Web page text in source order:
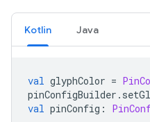
Kotlin Java
val glyphColor =
pinConfigBuilder .
val pinConfig :